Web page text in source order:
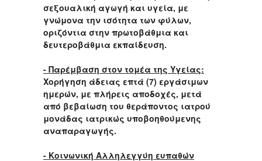
σεξουαλική αγωγή και υγεία, με
γνώμονα την ισότητα των φύλων,
οριζόντια στην πρωτοβάθμια και
δευτεροβάθμια εκπαίδευση.
- Παρέμβαση στον τομέα της Υγείας:
Xορήγηση άδειας επτά (7) εργάσιμων
ημερών, με πλήρεις αποδοχές, μετά
από βεβαίωση του θεράποντος ιατρού
μονάδας ιατρικώς υποβοηθούμενης
αναπαραγωγής.
- Κοινωνική Αλληλεγγύη ευπαθών